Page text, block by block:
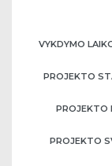
VYKDYMO
PROJEKTO
PROJEKTO
PROJEKTO